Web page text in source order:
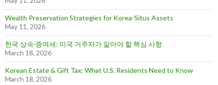
Wealth Preservation Strategies for Korea-Situs Assets
May 11, 2026
한국 상속·증여세: 미국 거주자가 알아야 할 핵심 사항
March 18, 2026
Korean Estate & Gift Tax: What U.S. Residents Need to Know
March 18, 2026